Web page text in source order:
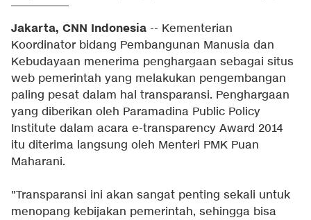
Jakarta, CNN Indonesia -- Kementerian
Koordinator bidang Pembangunan Manusia dan
Kebudayaan menerima penghargaan sebagai situs
web pemerintah yang melakukan pengembangan
paling pesat dalam hal transparansi. Penghargaan
yang diberikan oleh Paramadina Public Policy
Institute dalam acara e-transparency Award 2014
itu diterima langsung oleh Menteri PMK Puan
Maharani.
"Transparansi ini akan sangat penting sekali untuk
menopang kebijakan pemerintah, sehingga bisa